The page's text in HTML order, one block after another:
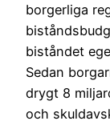
borgerliga
biståndet
Sedan
drygt 8
och